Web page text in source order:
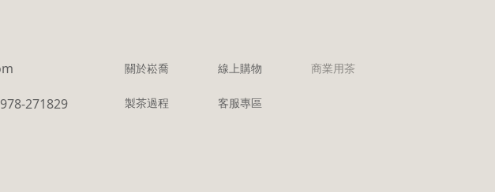
271829
關於崧喬 線上購物 商業用茶
製茶過程 客服專區